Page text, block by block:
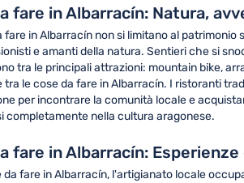
fare in Albarracín: Natura,
fare in Albarracín non si limitano al
e amanti della natura. Sentieri che si
tra le principali attrazioni: mountain bike,
tra le cose da fare in Albarracín. I ristoranti
per incontrare la comunità locale e
completamente nella cultura aragonese.
fare in Albarracín:
da fare in Albarracín, l'artigianato locale